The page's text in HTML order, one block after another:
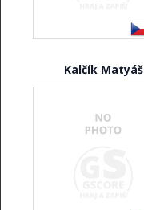
Kalčík Matyáš